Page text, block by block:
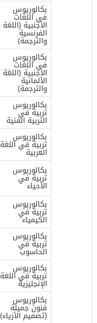
بكالوريوس
في اللغات
الأجنبية (اللغة
الفرنسية
والترجمة)
بكالوريوس
في اللغات
الأجنبية (اللغة
الألمانية
والترجمة)
بكالوريوس
تربية في
التربية الفنية
بكالوريوس
تربية في اللغة
العربية
بكالوريوس
تربية في
الأحياء
بكالوريوس
تربية في
الكيمياء
بكالوريوس
تربية في
الحاسوب
بكالوريوس
تربية في اللغة
الإنجليزية
بكالوريوس
فنون جميلة
(تصميم الأزياء)